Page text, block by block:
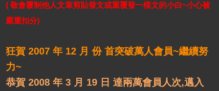
( 敬會覆制他人文章剪貼發文或重覆發一樣文的小白~小心被
嚴重扣分)
狂賀 2007 年 12 月 份 首突破萬人會員~繼續努
力~
恭賀 2008 年 3 月 19 日 達兩萬會員人次,邁入